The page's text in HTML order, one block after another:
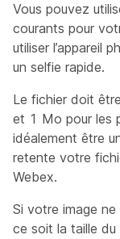
Vous pouvez
courants pour
utiliser l’appareil
un selfie rapide.
Le fichier doit
et 1 Mo pour les
idéalement être
retente votre
Webex.
Si votre image
ce soit la taille du